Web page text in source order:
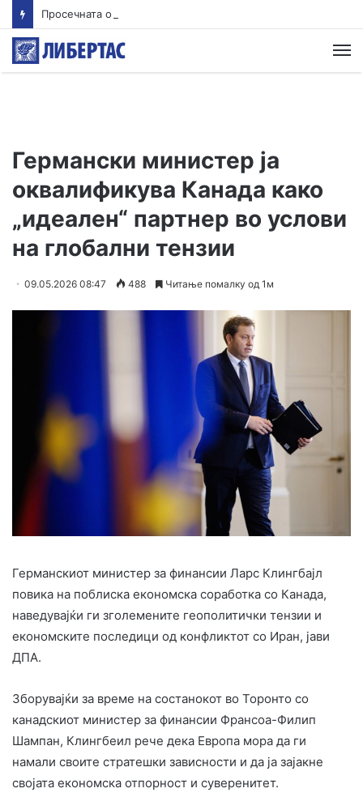
Германски министер ја
оквалификува Канада како
„идеален“ партнер во услови
на глобални тензии
09.05.2026 08:47 488 Читање помалку од 1м
Германскиот министер за финансии Ларс Клингбajл
повика на поблиска економска соработка со Канада,
наведувајќи ги зголемените геополитички тензии и
економските последици од конфликтот со Иран, јави
ДПА.
Зборувајќи за време на состанокот во Торонто со
канадскиот министер за финансии Франсоа-Филип
Шампан, Клингбеил рече дека Европа мора да ги
намали своите стратешки зависности и да ја зајакне
својата економска отпорност и суверенитет.